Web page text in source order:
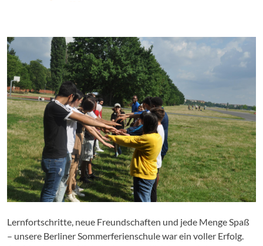
Lernfortschritte, neue Freundschaften und jede Menge Spaß
– unsere Berliner Sommerferienschule war ein voller Erfolg.